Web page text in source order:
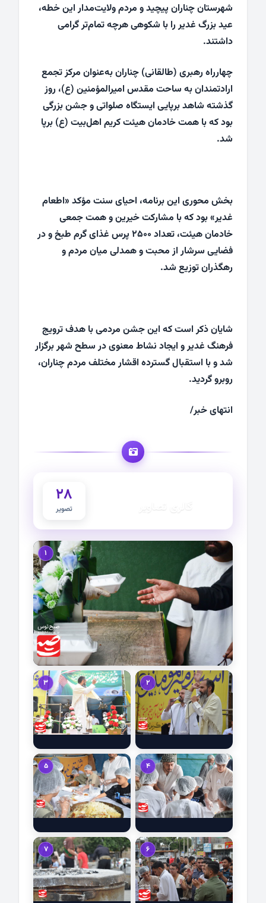
شهرستان چناران پیچید و مردم ولایت‌مدار این خطه،
عید بزرگ غدیر را با شکوهی هرچه تمام‌تر گرامی
داشتند.
چهارراه رهبری (طالقانی) چناران به‌عنوان مرکز تجمع
ارادتمندان به ساحت مقدس امیرالمؤمنین (ع)، روز
گذشته شاهد برپایی ایستگاه صلواتی و جشن بزرگی
بود که با همت خادمان هیئت کریم اهل‌بیت (ع) برپا
شد.
بخش محوری این برنامه، احیای سنت مؤکد «اطعام
غدیر» بود که با مشارکت خیرین و همت جمعی
خادمان هیئت، تعداد ۲۵۰۰ پرس غذای گرم طبخ و در
فضایی سرشار از محبت و همدلی میان مردم و
رهگذران توزیع شد.
شایان ذکر است که این جشن مردمی با هدف ترویج
فرهنگ غدیر و ایجاد نشاط معنوی در سطح شهر برگزار
شد و با استقبال گسترده اقشار مختلف مردم چناران،
روبرو گردید.
انتهای خبر/
گالری تصاویر
28
تصویر
1
2
3
4
5
6
7